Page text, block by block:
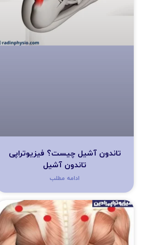
تاندون آشیل چیست؟ فیزیوتراپی
تاندون آشیل
ادامه مطلب